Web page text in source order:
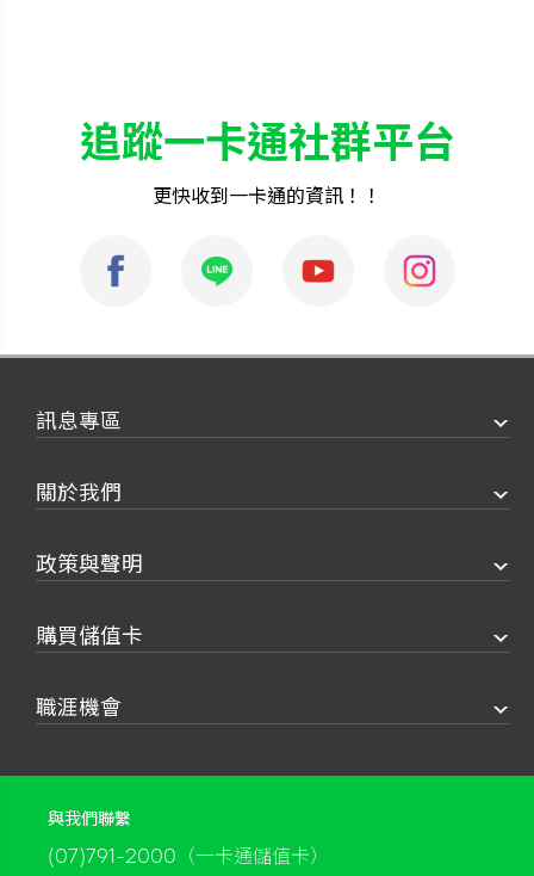
追蹤一卡通社群平台
更快收到一卡通的資訊！！
訊息專區
關於我們
政策與聲明
購買儲值卡
職涯機會
與我們聯繫
(07)791-2000（一卡通儲值卡）